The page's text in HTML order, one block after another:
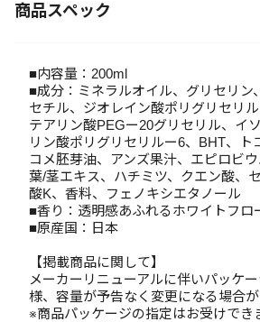
商品スペック
■内容量：200ml
■成分：ミネラルオイル、グリセリン
セチル、ジオレイン酸ポリグリセリ
テアリン酸PEGー20グリセリル、イ
リン酸ポリグリセリルー6、BHT、ト
コメ胚芽油、アンズ果汁、エピロビ
葉/茎エキス、ハチミツ、クエン酸、
酸K、香料、フェノキシエタノール
■香り：透明感あふれるホワイトフロ
■原産国：日本
【掲載商品に関して】
メーカーリニューアルに伴いパッケ
様、容量が予告なく変更になる場合が
※商品パッケージの指定はお受けでき